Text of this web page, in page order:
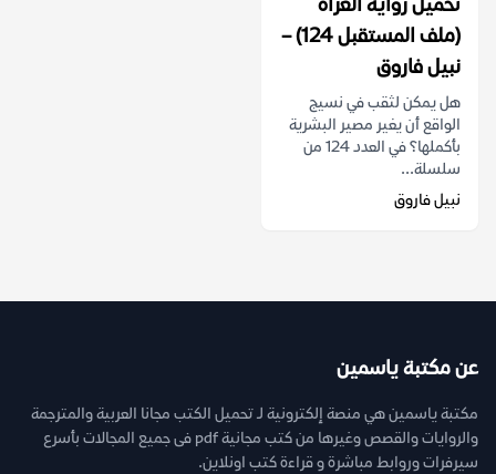
تحميل رواية الغزاة
(ملف المستقبل 124) –
نبيل فاروق
هل يمكن لثقب في نسيج
الواقع أن يغير مصير البشرية
بأكملها؟ في العدد 124 من
سلسلة...
نبيل فاروق
عن مكتبة ياسمين
مكتبة ياسمين هي منصة إلكترونية لـ تحميل الكتب مجانا العربية والمترجمة
والروايات والقصص وغيرها من كتب مجانية pdf فى جميع المجالات بأسرع
سيرفرات وروابط مباشرة و قراءة كتب اونلاين.